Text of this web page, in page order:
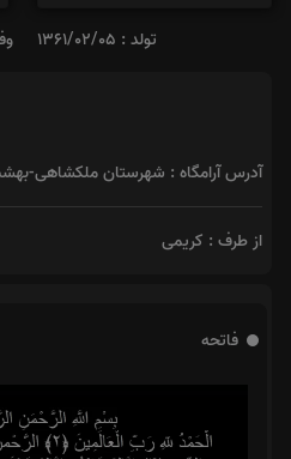
تولد : 1361/02/05
آدرس آرامگاه : شهرستان ملکشاهی-
از طرف : کریمی
فاتحه